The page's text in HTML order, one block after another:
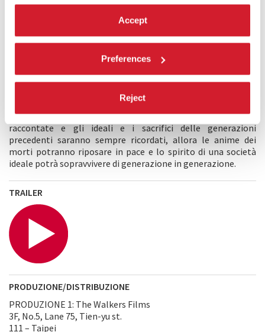
Accept
Preferences
Reject
quattro personaggi simbolici: A-Kuen che ricorda affranto
l’amico A-Ching, l’uomo che non riuscì a fuggire; la moglie di
A-Ching, che ha tenuto segreto l’incarceramento del marito
per molti anni; la figlia di A-Ching, erede di questa storia e
determinata a raccontarla e a tenerla viva.
quelle persone, insieme al loro desiderio di costruire una
società migliore. Speranze che trascendono la storia, in
quanto valori universali perseguiti da gruppi sociali e dalle
nuove generazioni. Alla fine, solo se le storie saranno sempre
raccontate e gli ideali e i sacrifici delle generazioni
precedenti saranno sempre ricordati, allora le anime dei
morti potranno riposare in pace e lo spirito di una società
ideale potrà sopravvivere di generazione in generazione.
TRAILER
PRODUZIONE/DISTRIBUZIONE
PRODUZIONE 1: The Walkers Films
3F, No.5, Lane 75, Tien-yu st.
111 – Taipei